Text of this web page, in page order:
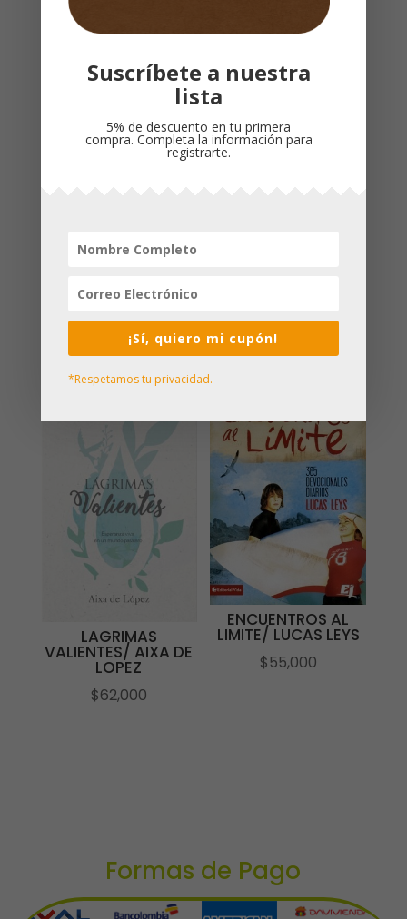
PARA HOMBRES /
65,000 $72,000
LAGRIMAS
VALIENTES/ AIXA DE
LOPEZ
$62,000
ENCUENTROS AL
LIMITE/ LUCAS LEYS
$55,000
Formas de Pago
Suscríbete a nuestra
lista
5% de descuento en tu primera
compra. Completa la información para
registrarte.
¡Sí, quiero mi cupón!
*Respetamos tu privacidad.